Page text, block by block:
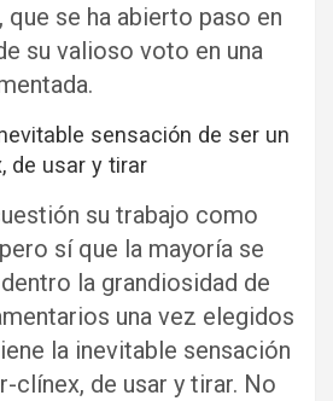
, que se ha abierto paso en
su valioso voto en una
sensación de ser un
de usar y tirar
su trabajo como
sí que la mayoría se
la grandiosidad de
una vez elegidos
la inevitable sensación
clínex, de usar y tirar. No